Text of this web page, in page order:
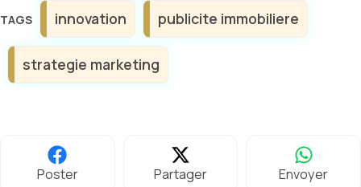
Étiquettes
innovation publicite immobiliere
strategie marketing
Poster Partager Envoyer